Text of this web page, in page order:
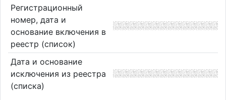
Регистрационный
номер, дата и
основание включения в
реестр (список)
Дата и основание
исключения из реестра
(списка)